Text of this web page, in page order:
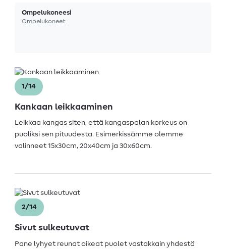
Ompelukoneesi
Ompelukoneet
1/14
Kankaan leikkaaminen
Leikkaa kangas siten, että kangaspalan korkeus on
puoliksi sen pituudesta. Esimerkissämme olemme
valinneet 15x30cm, 20x40cm ja 30x60cm.
2/14
Sivut sulkeutuvat
Pane lyhyet reunat oikeat puolet vastakkain yhdestä